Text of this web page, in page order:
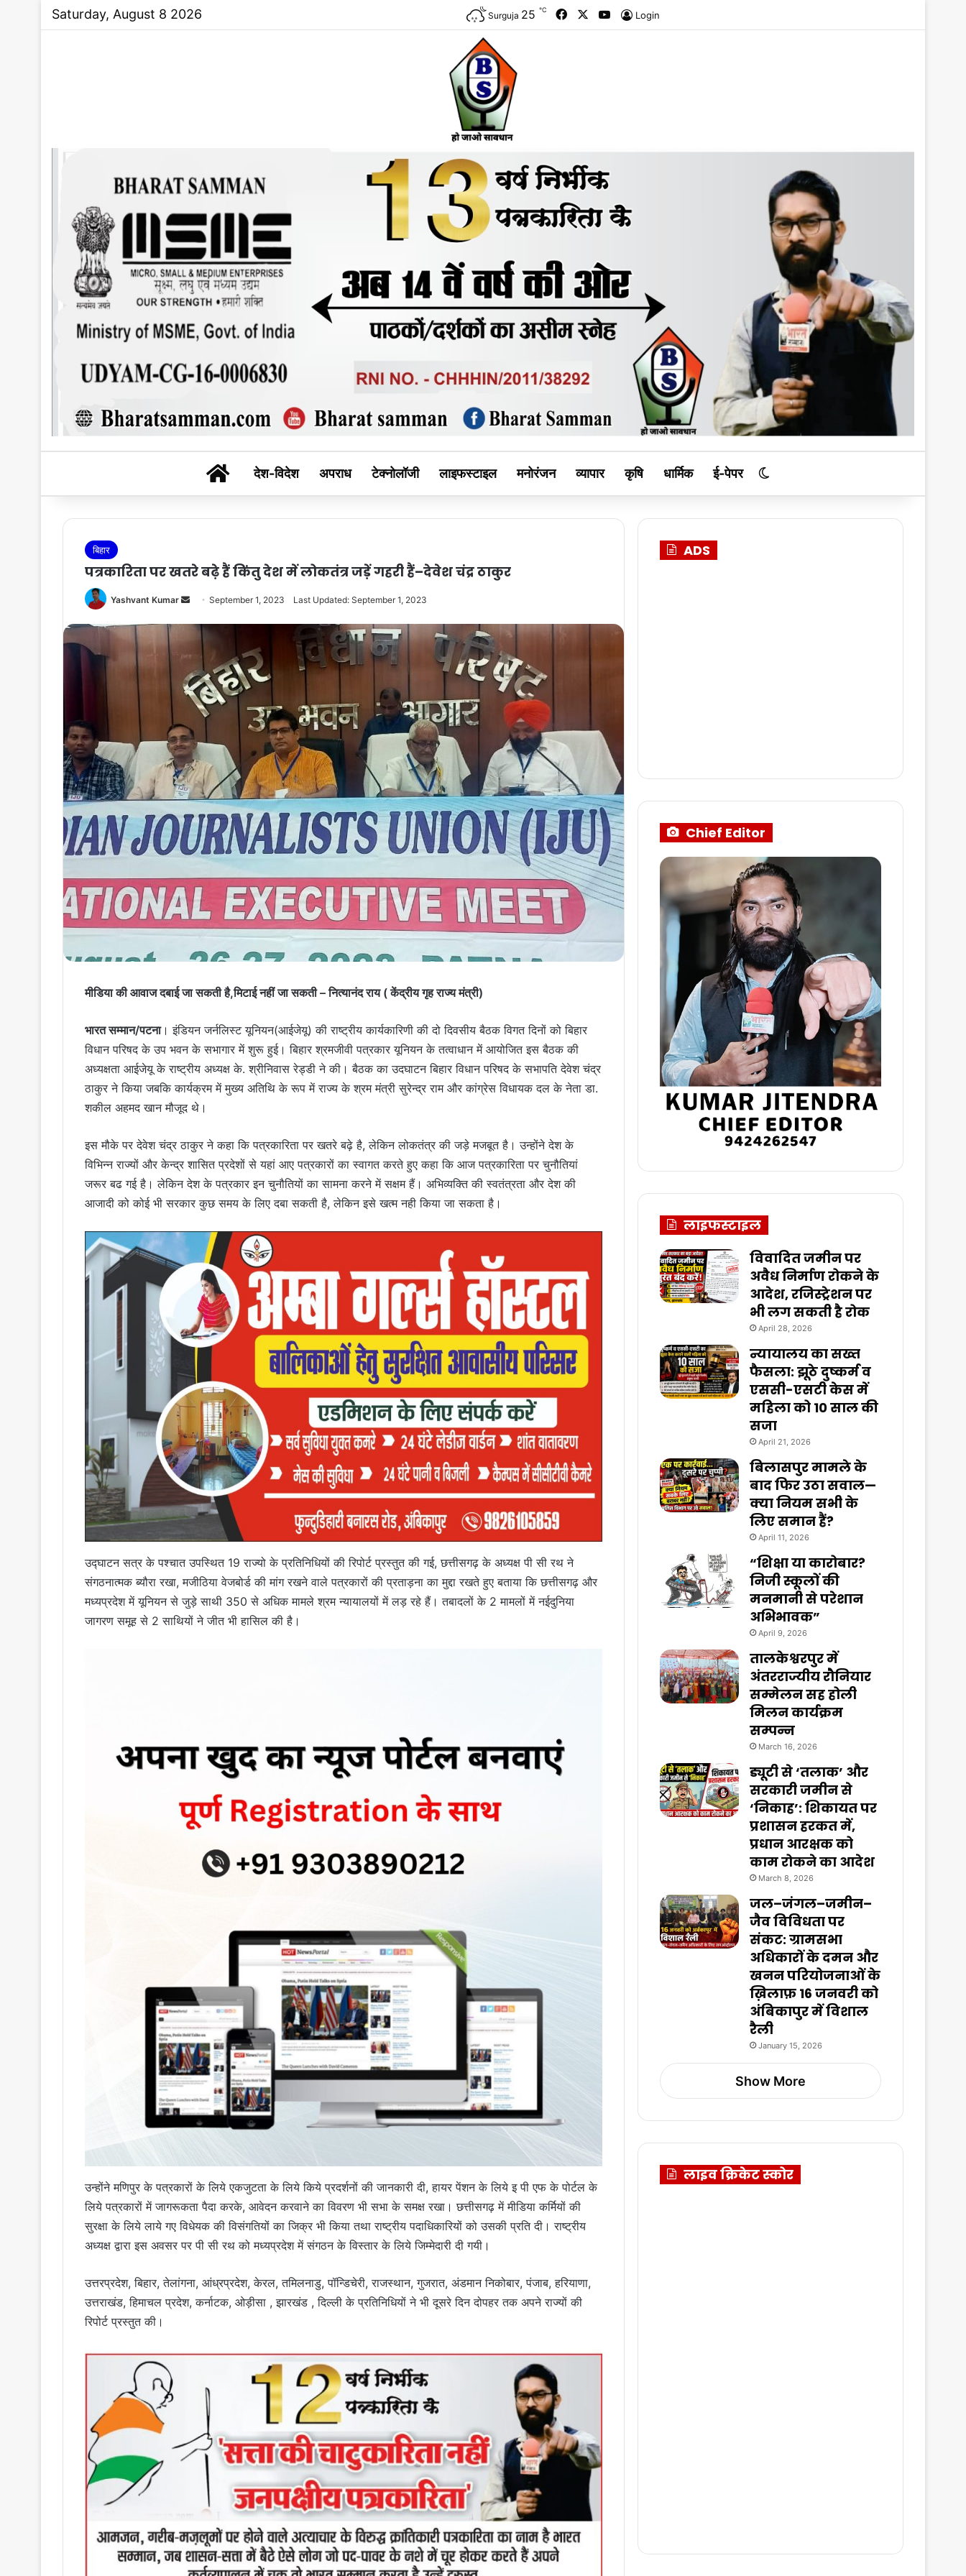
Saturday, August 8 2026 Surguja 25 ℃ FacebookYouTube
Login
BHARAT SAMMAN
देश-विदेश अपराध टेक्नोलॉजी लाइफस्टाइल मनोरंजन व्यापार कृषि धार्मिक ई-पेपर Switch skin
बिहार
पत्रकारिता पर खतरे बढ़े हैं किंतु देश में लोकतंत्र जड़ें गहरी हैं–देवेश चंद्र ठाकुर
Yashvant Kumar
Send
email
September 1, 2023 Last Updated: September 1, 2023
मीडिया की आवाज दबाई जा सकती है,मिटाई नहीं जा सकती – नित्यानंद राय ( केंद्रीय गृह राज्य मंत्री)
भारत सम्मान/पटना। इंडियन जर्नलिस्ट यूनियन(आईजेयू) की राष्ट्रीय कार्यकारिणी की दो दिवसीय बैठक विगत दिनों को बिहार
विधान परिषद के उप भवन के सभागार में शुरू हुई। बिहार श्रमजीवी पत्रकार यूनियन के तत्वाधान में आयोजित इस बैठक की
अध्यक्षता आईजेयू के राष्ट्रीय अध्यक्ष के. श्रीनिवास रेड्डी ने की। बैठक का उदघाटन बिहार विधान परिषद के सभापति देवेश चंद्र
ठाकुर ने किया जबकि कार्यक्रम में मुख्य अतिथि के रूप में राज्य के श्रम मंत्री सुरेन्द्र राम और कांग्रेस विधायक दल के नेता डा.
शकील अहमद खान मौजूद थे।
इस मौके पर देवेश चंद्र ठाकुर ने कहा कि पत्रकारिता पर खतरे बढ़े है, लेकिन लोकतंत्र की जड़े मजबूत है। उन्होंने देश के
विभिन्न राज्यों और केन्द्र शासित प्रदेशों से यहां आए पत्रकारों का स्वागत करते हुए कहा कि आज पत्रकारिता पर चुनौतियां
जरूर बढ गई है। लेकिन देश के पत्रकार इन चुनौतियों का सामना करने में सक्षम हैं। अभिव्यक्ति की स्वतंत्रता और देश की
आजादी को कोई भी सरकार कुछ समय के लिए दबा सकती है, लेकिन इसे खत्म नही किया जा सकता है।
उद्घाटन सत्र के पश्चात उपस्थित 19 राज्यो के प्रतिनिधियों की रिपोर्ट प्रस्तुत की गई, छत्तीसगढ़ के अध्यक्ष पी सी रथ ने
संगठनात्मक ब्यौरा रखा, मजीठिया वेजबोर्ड की मांग रखने वाले पत्रकारों की प्रताड़ना का मुद्दा रखते हुए बताया कि छत्तीसगढ़ और
मध्यप्रदेश में यूनियन से जुड़े साथी 350 से अधिक मामले श्रम न्यायालयों में लड़ रहे हैं। तबादलों के 2 मामलों में नईदुनिया
जागरण समूह से 2 साथियों ने जीत भी हासिल की है।
उन्होंने मणिपुर के पत्रकारों के लिये एकजुटता के लिये किये प्रदर्शनों की जानकारी दी, हायर पेंशन के लिये इ पी एफ के पोर्टल के
लिये पत्रकारों में जागरूकता पैदा करके, आवेदन करवाने का विवरण भी सभा के समक्ष रखा। छत्तीसगढ़ में मीडिया कर्मियों की
सुरक्षा के लिये लाये गए विधेयक की विसंगतियों का जिक्र भी किया तथा राष्ट्रीय पदाधिकारियों को उसकी प्रति दी। राष्ट्रीय
अध्यक्ष द्वारा इस अवसर पर पी सी रथ को मध्यप्रदेश में संगठन के विस्तार के लिये जिम्मेदारी दी गयी।
उत्तरप्रदेश, बिहार, तेलांगना, आंध्रप्रदेश, केरल, तमिलनाडु, पॉन्डिचेरी, राजस्थान, गुजरात, अंडमान निकोबार, पंजाब, हरियाणा,
उत्तराखंड, हिमाचल प्रदेश, कर्नाटक, ओड़ीसा , झारखंड , दिल्ली के प्रतिनिधियों ने भी दूसरे दिन दोपहर तक अपने राज्यों की
रिपोर्ट प्रस्तुत की।
ADS
Chief Editor
लाइफस्टाइल
विवादित जमीन पर
अवैध निर्माण रोकने के
आदेश, रजिस्ट्रेशन पर
भी लग सकती है रोक
April 28, 2026
न्यायालय का सख्त
फैसला: झूठे दुष्कर्म व
एससी-एसटी केस में
महिला को 10 साल की
सजा
April 21, 2026
बिलासपुर मामले के
बाद फिर उठा सवाल—
क्या नियम सभी के
लिए समान हैं?
April 11, 2026
“शिक्षा या कारोबार?
निजी स्कूलों की
मनमानी से परेशान
अभिभावक”
April 9, 2026
तालकेश्वरपुर में
अंतरराज्यीय रौनियार
सम्मेलन सह होली
मिलन कार्यक्रम
सम्पन्न
March 16, 2026
ड्यूटी से ‘तलाक’ और
सरकारी जमीन से
‘निकाह’: शिकायत पर
प्रशासन हरकत में,
प्रधान आरक्षक को
काम रोकने का आदेश
March 8, 2026
जल–जंगल–जमीन–
जैव विविधता पर
संकट: ग्रामसभा
अधिकारों के दमन और
खनन परियोजनाओं के
ख़िलाफ़ 16 जनवरी को
अंबिकापुर में विशाल
रैली
January 15, 2026
Show More
लाइव क्रिकेट स्कोर